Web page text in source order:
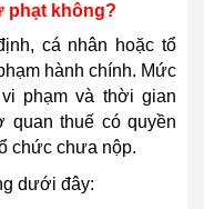
phạt không?
cá nhân hoặc tổ
hành chính. Mức
phạm và thời gian
quan thuế có quyền
chức chưa nộp.
dưới đây: